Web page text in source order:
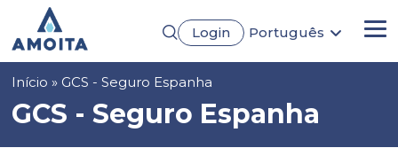
conteúdo
principal
Login
Português
Deutsch
Navegação
estrutural
Início GCS - Seguro Espanha
GCS - Seguro Espanha